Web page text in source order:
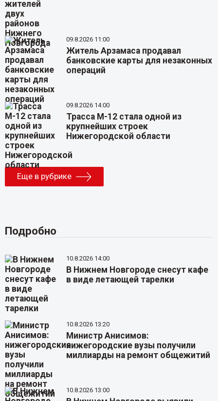
09.8.2026 11:00
Житель Арзамаса продавал
банковские карты для незаконных
операций
09.8.2026 14:00
Трасса М-12 стала одной из
крупнейших строек
Нижегородской области
Еще в рубрике
Подробно
10.8.2026 14:00
В Нижнем Новгороде снесут кафе
в виде летающей тарелки
10.8.2026 13:20
Министр Анисимов:
нижегородские вузы получили
миллиарды на ремонт общежитий
10.8.2026 13:00